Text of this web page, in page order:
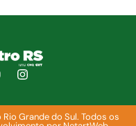
Grande do Sul. Todos os